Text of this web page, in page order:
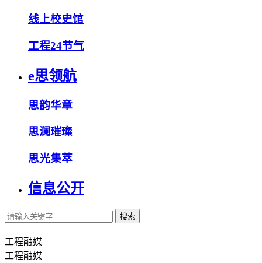
线上校史馆
工程24节气
e思领航
思韵华章
思澜璀璨
思光集萃
信息公开
搜索
工程融媒
工程融媒